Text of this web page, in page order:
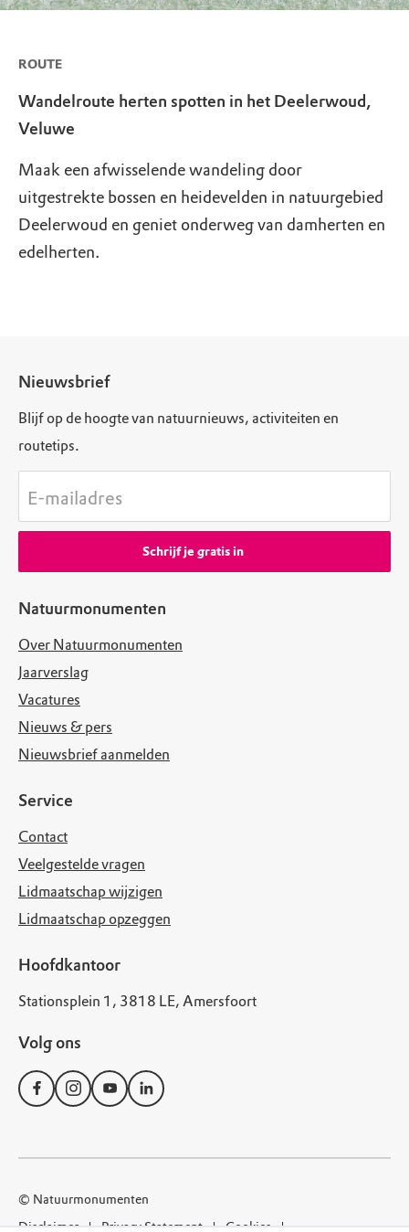
ROUTE
Wandelroute herten spotten in het Deelerwoud,
Veluwe
Maak een afwisselende wandeling door
uitgestrekte bossen en heidevelden in natuurgebied
Deelerwoud en geniet onderweg van damherten en
edelherten.
Natuurmonumenten
Over Natuurmonumenten
Jaarverslag
Vacatures
Nieuws & pers
Nieuwsbrief aanmelden
Service
Contact
Veelgestelde vragen
Lidmaatschap wijzigen
Lidmaatschap opzeggen
Hoofdkantoor
Stationsplein 1, 3818 LE, Amersfoort
Volg ons
Nieuwsbrief
Blijf op de hoogte van natuurnieuws, activiteiten en
routetips.
E-mailadres
Schrijf je gratis in
© Natuurmonumenten
Disclaimer
Privacy Statement Cookies